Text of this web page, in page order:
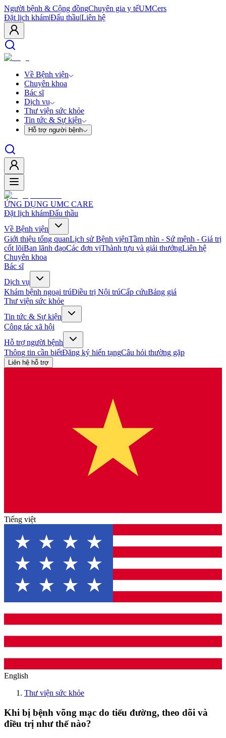
Người bệnh & Cộng đồngChuyên gia y tếUMCers
Đặt lịch khám|Đấu thầu|Liên hệ
Về Bệnh viện
Chuyên khoa
Bác sĩ
Dịch vụ
Thư viện sức khỏe
Tin tức & Sự kiện
Hỗ trợ người bệnh
ỨNG DỤNG UMC CARE
Đặt lịch khámĐấu thầu
Về Bệnh viện
Giới thiệu tổng quanLịch sử Bệnh việnTầm nhìn - Sứ mệnh - Giá trị
cốt lõiBan lãnh đạoCác đơn vịThành tựu và giải thưởngLiên hệ
Chuyên khoa
Bác sĩ
Dịch vụ
Khám bệnh ngoại trúĐiều trị Nội trúCấp cứuBảng giá
Thư viện sức khỏe
Tin tức & Sự kiện
Công tác xã hội
Hỗ trợ người bệnh
Thông tin cần biếtĐăng ký hiến tạngCâu hỏi thường gặp
Liên hệ hỗ trợ
Tiếng việt
English
Thư viện sức khỏe
Khi bị bệnh võng mạc do tiểu đường, theo dõi và
điều trị như thế nào?